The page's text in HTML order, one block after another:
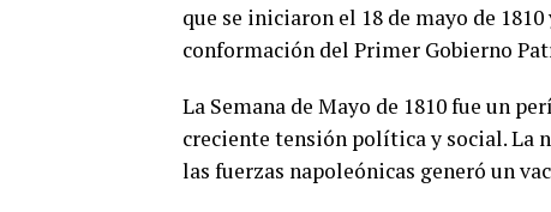
que se iniciaron el 18 de mayo de
conformación del Primer Gobierno
La Semana de Mayo de 1810 fue un
creciente tensión política y social. La
las fuerzas napoleónicas generó un